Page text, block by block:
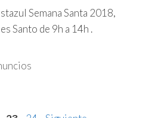
Semana Santa 2018,
Santo de 9h a 14h .